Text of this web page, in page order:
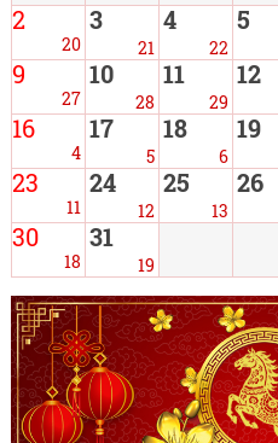
2
20
3
21
4
22
5
9
27
10
28
11
29
12
16
4
17
5
18
6
19
23
11
24
12
25
13
26
30
18
31
19